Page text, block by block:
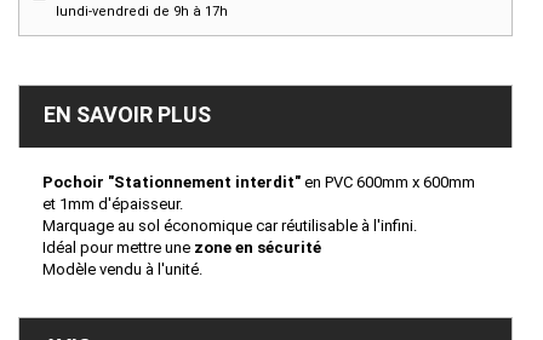
lundi-vendredi de 9h à 17h
EN SAVOIR PLUS
Pochoir "Stationnement interdit" en PVC 600mm x 600mm
et 1mm d'épaisseur.
Marquage au sol économique car réutilisable à l'infini.
Idéal pour mettre une zone en sécurité
Modèle vendu à l'unité.